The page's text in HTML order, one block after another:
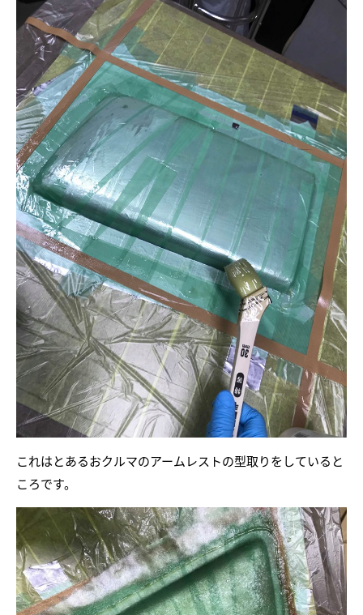
これはとあるおクルマのアームレストの型取りをしていると
ころです。